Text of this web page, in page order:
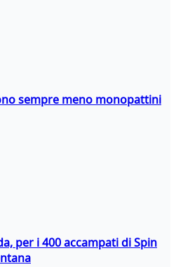
sempre meno monopattini
per i 400 accampati di Spin